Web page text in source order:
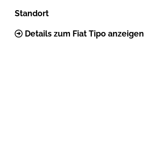
Standort
Details zum Fiat Tipo anzeigen